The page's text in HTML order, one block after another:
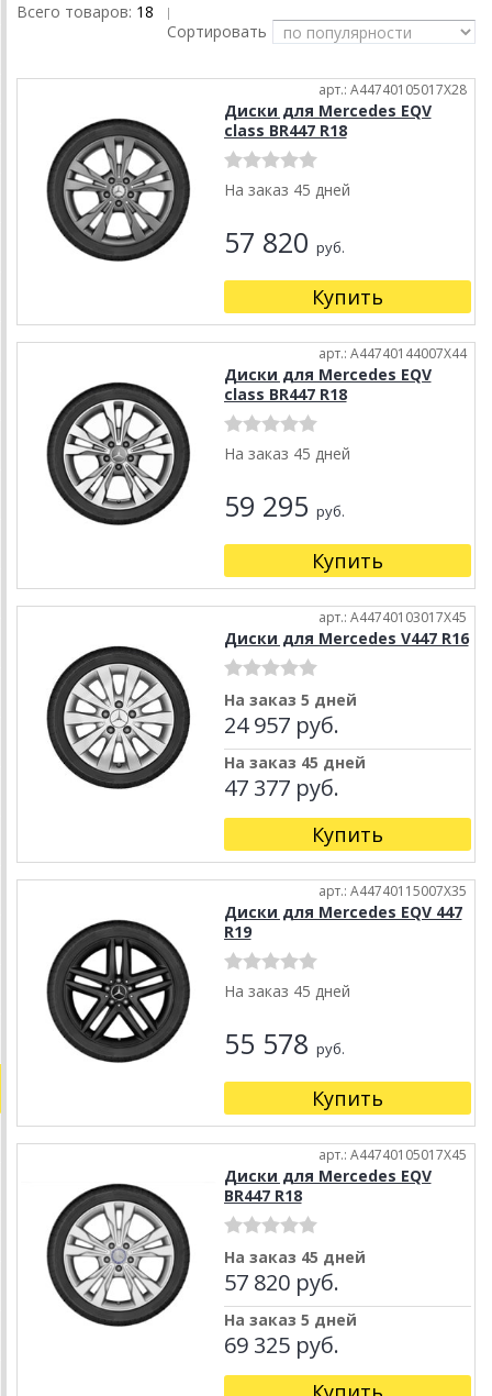
Всего товаров: 18 |
Сортировать
арт.: A44740105017X28
Диски для Mercedes EQV
class BR447 R18
На заказ 45 дней
57 820 руб.
Купить
арт.: A44740144007X44
Диски для Mercedes EQV
class BR447 R18
На заказ 45 дней
59 295 руб.
Купить
арт.: A44740103017X45
Диски для Mercedes V447 R16
На заказ 5 дней
24 957 руб.
На заказ 45 дней
47 377 руб.
Купить
арт.: A44740115007X35
Диски для Mercedes EQV 447
R19
На заказ 45 дней
55 578 руб.
Купить
арт.: A44740105017X45
Диски для Mercedes EQV
BR447 R18
На заказ 45 дней
57 820 руб.
На заказ 5 дней
69 325 руб.